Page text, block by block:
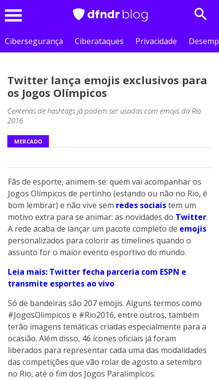
Cibersegurança
Ciberataques Privacidade
Twitter lança emojis exclusivos para
os Jogos Olímpicos
Centenas de hashtags já podem ser usadas com emojis da Rio
2016
MERCADO
Fãs de esporte, animem-se: quem vai acompanhar os
Jogos Olímpicos de pertinho (estando ou não no Rio, é
bom lembrar) e não vive sem redes sociaistem um
motivo extra para se animar: as novidades do Twitter.
A rede acaba de lançar um pacote completo de emojis
personalizados para colorir as timelines quando o
assunto for o maior evento esportivo do mundo.
Leia mais: Twitter fecha parceria com ESPN e
transmite esportes ao vivo
Só de bandeiras são 207 emojis. Alguns termos como
#JogosOlimpicos e #Rio2016, entre outros, também
terão imagens temáticas criadas especialmente para a
ocasião. Além disso, 46 ícones oficiais já foram
liberados para representar cada uma das modalidades
das competições que vão rolar de agosto a setembro
no Rio, até o fim dos Jogos Paralímpicos.